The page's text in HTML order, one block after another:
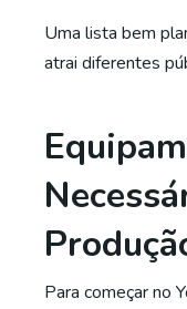
Uma lista bem
atrai diferentes
Para começar no